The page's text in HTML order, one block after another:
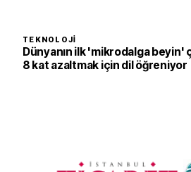
TEKNOLOJI
Dünyanın ilk 'mikrodalga beyin'
8 kat azaltmak için dil öğreniyor